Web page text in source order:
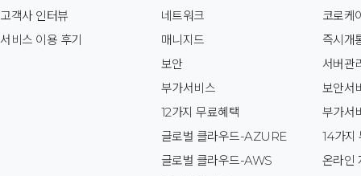
고객사 인터뷰
서비스 이용 후기
네트워크
매니지드
보안
부가서비스
12가지 무료혜택
글로벌 클라우드-AZURE
글로벌 클라우드-AWS
코로케
즉시개
서버관
보안서
부가서
14가지
온라인